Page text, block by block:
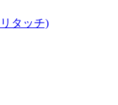
タッチ)